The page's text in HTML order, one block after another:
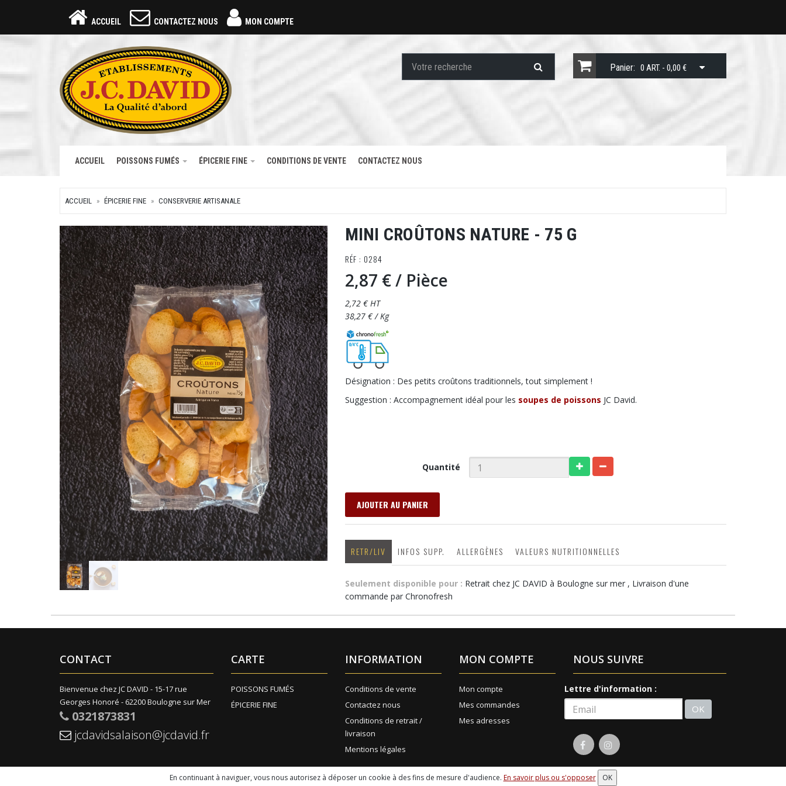
ACCUEIL CONTACTEZ NOUS MON COMPTE
Panier: 0 ART. - 0,00 €
ACCUEIL POISSONS FUMÉS ÉPICERIE FINE CONDITIONS DE VENTE CONTACTEZ NOUS
ACCUEIL ÉPICERIE FINE CONSERVERIE ARTISANALE
MINI CROÛTONS NATURE - 75 G
RÉF : 0284
2,87 €/ Pièce
2,72 € HT
38,27 € / Kg
Désignation : Des petits croûtons traditionnels, tout simplement !
Suggestion : Accompagnement idéal pour les soupes de poissons JC David.
Quantité
AJOUTER AU PANIER
RETR/LIV INFOS SUPP. ALLERGÈNES VALEURS NUTRITIONNELLES
Seulement disponible pour : Retrait chez JC DAVID à Boulogne sur mer , Livraison d'une
commande par Chronofresh
CONTACT
Bienvenue chez JC DAVID - 15-17 rue
Georges Honoré - 62200 Boulogne sur Mer
0321873831
jcdavidsalaison@jcdavid.fr
CARTE
POISSONS FUMÉS
ÉPICERIE FINE
INFORMATION
Conditions de vente
Contactez nous
Conditions de retrait /
livraison
Mentions légales
MON COMPTE
Mon compte
Mes commandes
Mes adresses
NOUS SUIVRE
Lettre d'information :
OK
SaasFood - Logiciel de gestion de commande sur internet et en magasin
En continuant à naviguer, vous nous autorisez à déposer un cookie à des fins de mesure d'audience. En savoir plus ou s'opposer OK